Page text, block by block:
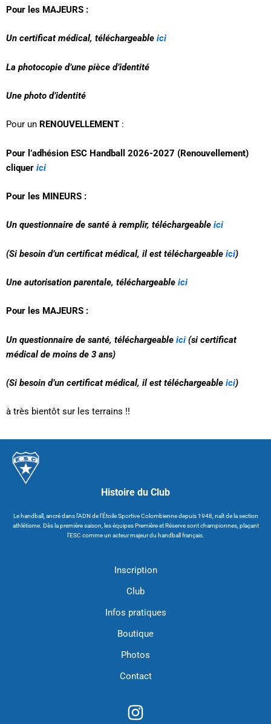
Pour les MAJEURS :
Un certificat médical, téléchargeable ici
La photocopie d’une pièce d’identité
Une photo d’identité
Pour un RENOUVELLEMENT :
Pour l’adhésion ESC Handball 2026-2027 (Renouvellement)
cliquer ici
Pour les MINEURS :
Un questionnaire de santé à remplir, téléchargeable ici
(Si besoin d’un certificat médical, il est téléchargeable ici)
Une autorisation parentale, téléchargeable ici
Pour les MAJEURS :
Un questionnaire de santé, téléchargeable ici (si certificat
médical de moins de 3 ans)
(Si besoin d’un certificat médical, il est téléchargeable ici)
à très bientôt sur les terrains !!
Histoire du Club
Le handball, ancré dans l’ADN de l’Étoile Sportive Colombienne depuis 1948, naît de la section
athlétisme. Dès la première saison, les équipes Première et Réserve sont championnes, plaçant
l’ESC comme un acteur majeur du handball français.
Inscription
Club
Infos pratiques
Boutique
Photos
Contact
I